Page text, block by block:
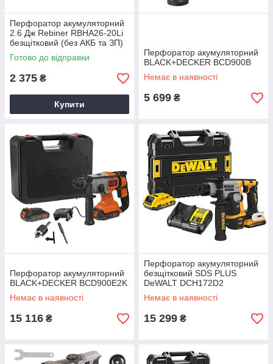
Перфоратор акумуляторний
2.6 Дж Rebiner RBHA26-20Li
безщітковий (без АКБ та ЗП)
Готово до відправки
2 375 ₴
Купити
Перфоратор акумуляторний
BLACK+DECKER BCD900B
Немає в наявності
5 699 ₴
Перфоратор акумуляторний
BLACK+DECKER BCD900E2K
Немає в наявності
15 116 ₴
Перфоратор акумуляторний
безщітковий SDS PLUS
DeWALT DCH172D2
Немає в наявності
15 299 ₴